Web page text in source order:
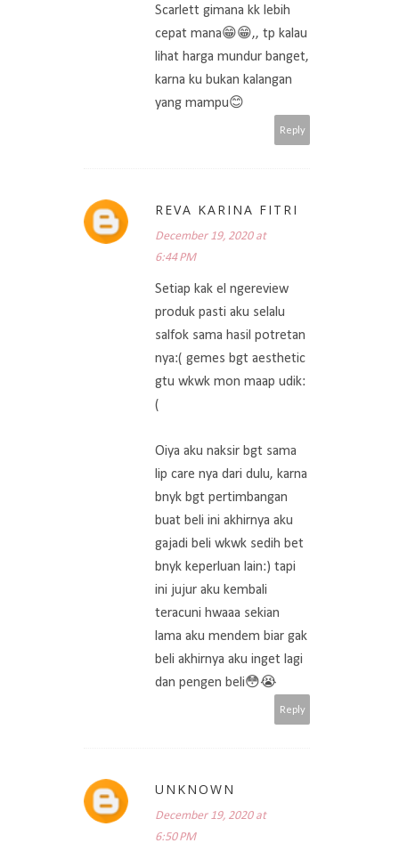
Scarlett gimana kk lebih
cepat mana😁😁,, tp kalau
lihat harga mundur banget,
karna ku bukan kalangan
yang mampu😊
Reply
REVA KARINA FITRI
December 19, 2020 at
6:44 PM
Setiap kak el ngereview
produk pasti aku selalu
salfok sama hasil potretan
nya:( gemes bgt aesthetic
gtu wkwk mon maap udik:
(
Oiya aku naksir bgt sama
lip care nya dari dulu, karna
bnyk bgt pertimbangan
buat beli ini akhirnya aku
gajadi beli wkwk sedih bet
bnyk keperluan lain:) tapi
ini jujur aku kembali
teracuni hwaaa sekian
lama aku mendem biar gak
beli akhirnya aku inget lagi
dan pengen beli😳😭
Reply
UNKNOWN
December 19, 2020 at
6:50 PM